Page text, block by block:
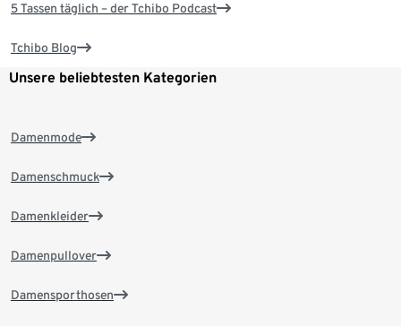
5 Tassen täglich – der Tchibo Podcast
Tchibo Blog
Unsere beliebtesten Kategorien
Damenmode
Damenschmuck
Damenkleider
Damenpullover
Damensporthosen